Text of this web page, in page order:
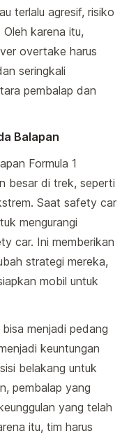
terlalu agresif, risiko
karena itu,
overtake harus
seringkali
pembalap dan
Balapan
Formula 1
besar di trek, seperti
Saat safety car
mengurangi
car. Ini memberikan
strategi mereka,
mobil untuk
menjadi pedang
keuntungan
belakang untuk
pembalap yang
yang telah
itu, tim harus